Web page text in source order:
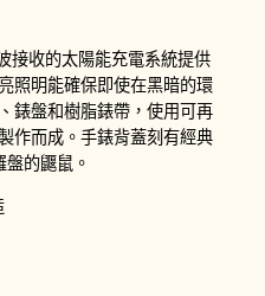
收的太陽能充電系統提供
照明能確保即使在黑暗的環
錶盤和樹脂錶帶，使用可再
作而成。手錶背蓋刻有經典
的鼴鼠。